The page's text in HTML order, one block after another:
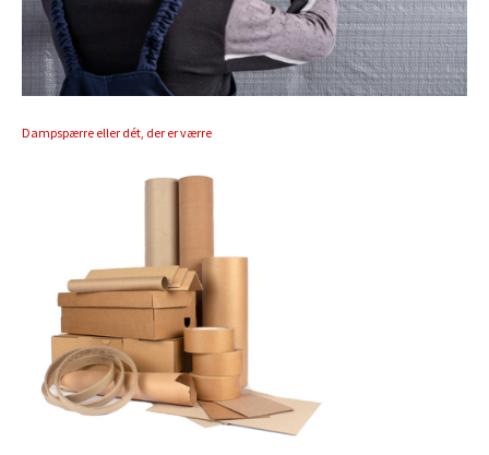
Dampspærre eller dét, der er værre